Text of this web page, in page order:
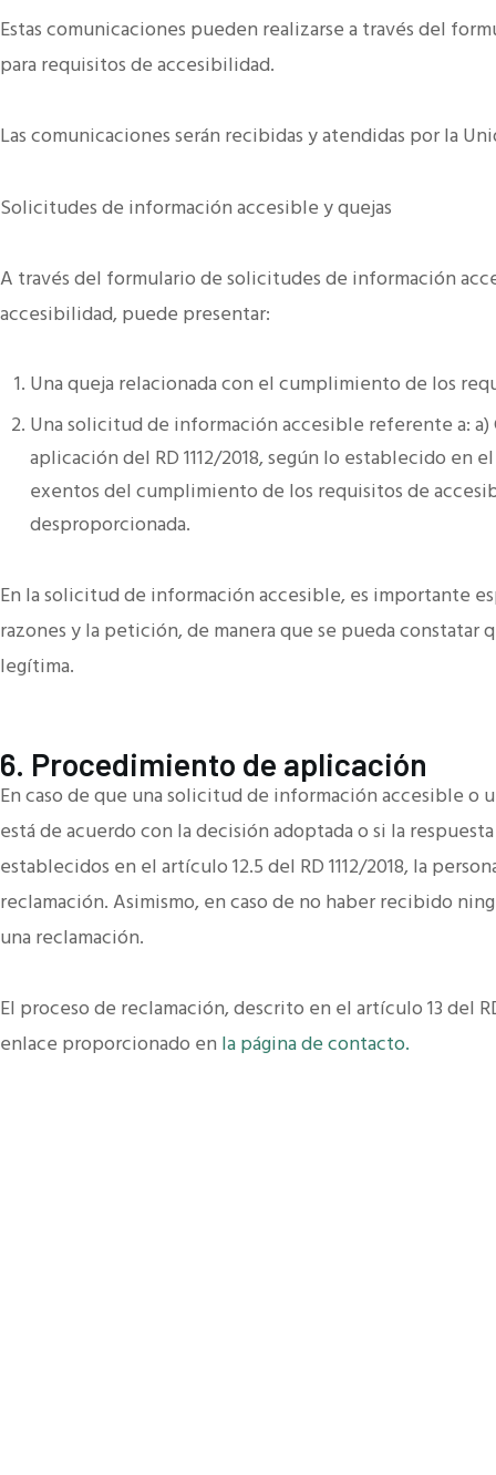
Estas comunicaciones pueden realizarse a través del
para requisitos de accesibilidad.
Las comunicaciones serán recibidas y atendidas por la
Solicitudes de información accesible y quejas
A través del formulario de solicitudes de información
accesibilidad, puede presentar:
Una queja relacionada con el cumplimiento de los
Una solicitud de información accesible referente a:
aplicación del RD 1112/2018, según lo establecido en
exentos del cumplimiento de los requisitos de
desproporcionada.
En la solicitud de información accesible, es importante
razones y la petición, de manera que se pueda
legítima.
6. Procedimiento de aplicación
En caso de que una solicitud de información accesible o
está de acuerdo con la decisión adoptada o si la
establecidos en el artículo 12.5 del RD 1112/2018, la
reclamación. Asimismo, en caso de no haber recibido
una reclamación.
El proceso de reclamación, descrito en el artículo 13 del
enlace proporcionado en la página de contacto.